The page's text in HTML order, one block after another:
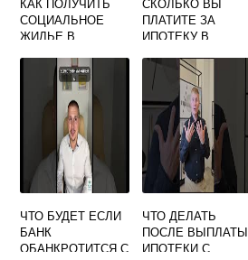
СОЦИАЛЬНОЕ
ЖИЛЬЕ В
ПЛАТИТЕ ЗА
ИПОТЕКУ В
ЧТО БУДЕТ ЕСЛИ
БАНК
ОБАНКРОТИТСЯ С
ЧТО ДЕЛАТЬ
ПОСЛЕ ВЫПЛАТЫ
ИПОТЕКИ С